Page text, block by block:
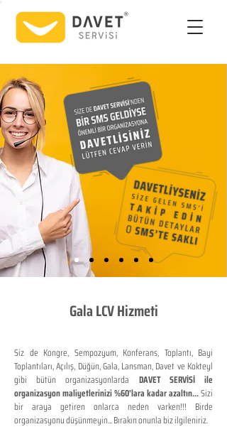
Gala LCV Hizmeti
Siz de Kongre, Sempozyum, Konferans, Toplantı, Bayi
Toplantıları, Açılış, Düğün, Gala, Lansman, Davet ve Kokteyl
gibi bütün organizasyonlarda DAVET SERVİSİ ile
organizasyon maliyetlerinizi %60'lara kadar azaltın...Sizi
bir araya getiren onlarca neden varken!!! Birde
organizasyonu düşünmeyin... Bırakın onunla biz ilgileniriz.